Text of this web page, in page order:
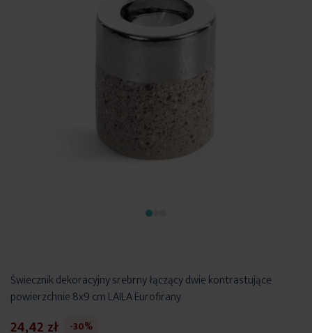
Świecznik dekoracyjny srebrny łączący dwie kontrastujące
powierzchnie 8x9 cm LAILA Eurofirany
24,42 zł
-30%